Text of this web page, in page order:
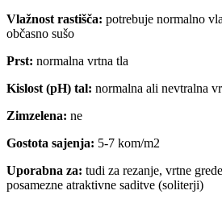
Vlažnost rastišča: potrebuje normalno
občasno sušo
Prst: normalna vrtna tla
Kislost (pH) tal: normalna ali nevtralna
Zimzelena: ne
Gostota sajenja: 5-7 kom/m2
Uporabna za: tudi za rezanje, vrtne
posamezne atraktivne saditve (soliterji)